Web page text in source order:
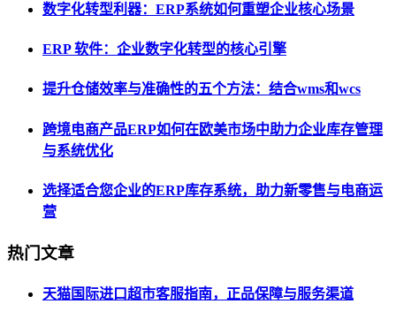
数字化转型利器：ERP系统如何重塑企业核心场景
ERP 软件：企业数字化转型的核心引擎
提升仓储效率与准确性的五个方法：结合wms和wcs
跨境电商产品ERP如何在欧美市场中助力企业库存管理
与系统优化
选择适合您企业的ERP库存系统，助力新零售与电商运
营
热门文章
天猫国际进口超市客服指南，正品保障与服务渠道